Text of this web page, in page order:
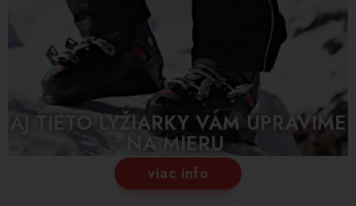
AJ TIETO LYŽIARKY VÁM UPRAVÍME
NA MIERU
viac info